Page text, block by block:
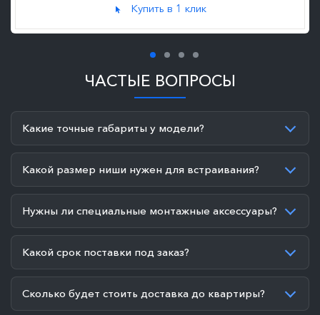
Купить в 1 клик
ЧАСТЫЕ ВОПРОСЫ
Какие точные габариты у модели?
Какой размер ниши нужен для встраивания?
Нужны ли специальные монтажные аксессуары?
Какой срок поставки под заказ?
Сколько будет стоить доставка до квартиры?